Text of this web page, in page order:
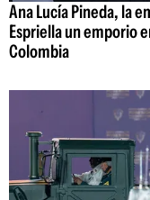
Ana Lucía Pineda, la
Espriella un emporio
Colombia